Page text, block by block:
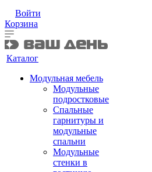
Войти
Корзина
Каталог
Модульная мебель
Модульные
подростковые
Спальные
гарнитуры и
модульные
спальни
Модульные
стенки в